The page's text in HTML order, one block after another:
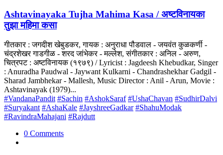
Ashtavinayaka Tujha Mahima Kasa / अष्टविनायका
तुझा महिमा कसा
गीतकार : जगदीश खेबुडकर, गायक : अनुराधा पौडवाल - जयवंत कुळकर्णी -
चंद्रशेखर गाडगीळ - शरद जांभेकर - मल्लेश, संगीतकार : अनिल - अरुण,
चित्रपट : अष्टविनायक (१९७९) / Lyricist : Jagdeesh Khebudkar, Singer
: Anuradha Paudwal - Jaywant Kulkarni - Chandrashekhar Gadgil -
Sharad Jambhekar - Mallesh, Music Director : Anil - Arun, Movie :
Ashtavinayak (1979)...
#VandanaPandit #Sachin #AshokSaraf #UshaChavan #SudhirDalvi
#Suryakant #AshaKale #JayshreeGadkar #ShahuModak
#RavindraMahajani #Rajdutt
0 Comments